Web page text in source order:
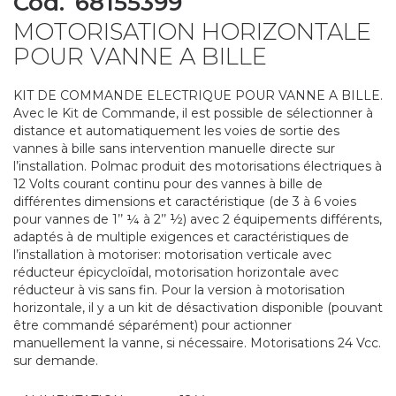
MOTORISATION HORIZONTALE
POUR VANNE A BILLE
KIT DE COMMANDE ELECTRIQUE POUR VANNE A BILLE.
Avec le Kit de Commande, il est possible de sélectionner à
distance et automatiquement les voies de sortie des
vannes à bille sans intervention manuelle directe sur
l’installation. Polmac produit des motorisations électriques à
12 Volts courant continu pour des vannes à bille de
différentes dimensions et caractéristique (de 3 à 6 voies
pour vannes de 1’’ ¼ à 2’’ ½) avec 2 équipements différents,
adaptés à de multiple exigences et caractéristiques de
l’installation à motoriser: motorisation verticale avec
réducteur épicycloïdal, motorisation horizontale avec
réducteur à vis sans fin. Pour la version à motorisation
horizontale, il y a un kit de désactivation disponible (pouvant
être commandé séparément) pour actionner
manuellement la vanne, si nécessaire. Motorisations 24 Vcc.
sur demande.
to
the
beginning
of
images
gallery